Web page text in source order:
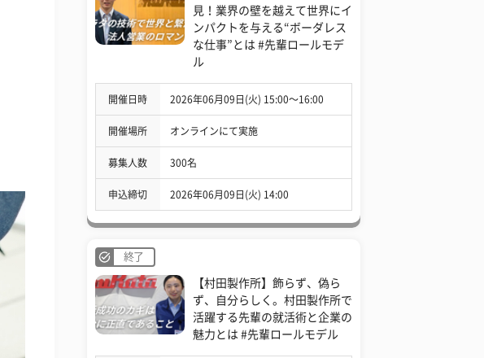
見！業界の壁を越えて世界にイ
ンパクトを与える“ボーダレス
な仕事”とは #先輩ロールモデ
ル
開催日時 2026年06月09日(火) 15:00〜16:00
開催場所 オンラインにて実施
募集人数 300名
申込締切 2026年06月09日(火) 14:00
終了
【村田製作所】飾らず、偽ら
ず、自分らしく。村田製作所で
活躍する先輩の就活術と企業の
魅力とは #先輩ロールモデル